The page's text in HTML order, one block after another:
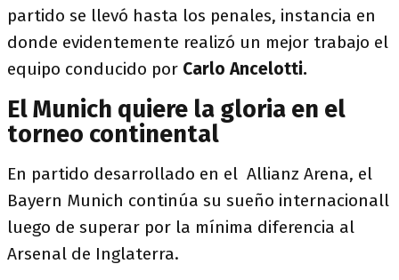
partido se llevó hasta los penales, instancia en
donde evidentemente realizó un mejor trabajo el
equipo conducido por Carlo Ancelotti.
El Munich quiere la gloria en el
torneo continental
En partido desarrollado en el Allianz Arena, el
Bayern Munich continúa su sueño internacionall
luego de superar por la mínima diferencia al
Arsenal de Inglaterra.